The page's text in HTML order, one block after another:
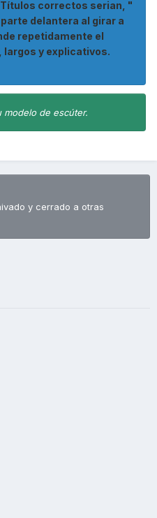
correctos serian, "
delantera al girar a
repetidamente el
largos y explicativos.
modelo de escúter.
y cerrado a otras